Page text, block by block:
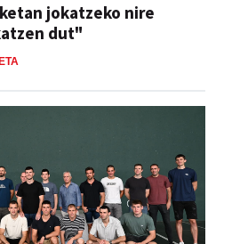
jokatzeko nire
dut"